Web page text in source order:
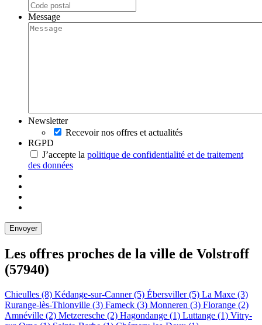
Message
Newsletter
Recevoir nos offres et actualités
RGPD
J’accepte la politique de confidentialité et de traitement
des données
Les offres proches de la ville de Volstroff
(57940)
Chieulles (8) Kédange-sur-Canner (5) Ébersviller (5) La Maxe (3)
Rurange-lès-Thionville (3) Fameck (3) Monneren (3) Florange (2)
Amnéville (2) Metzeresche (2) Hagondange (1) Luttange (1) Vitry-